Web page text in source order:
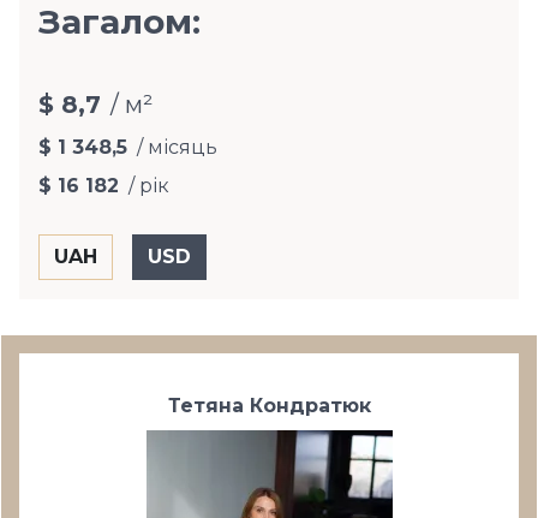
Загалом:
$ 8,7 / м²
$ 1 348,5 / місяць
$ 16 182 / рік
Тетяна Кондратюк